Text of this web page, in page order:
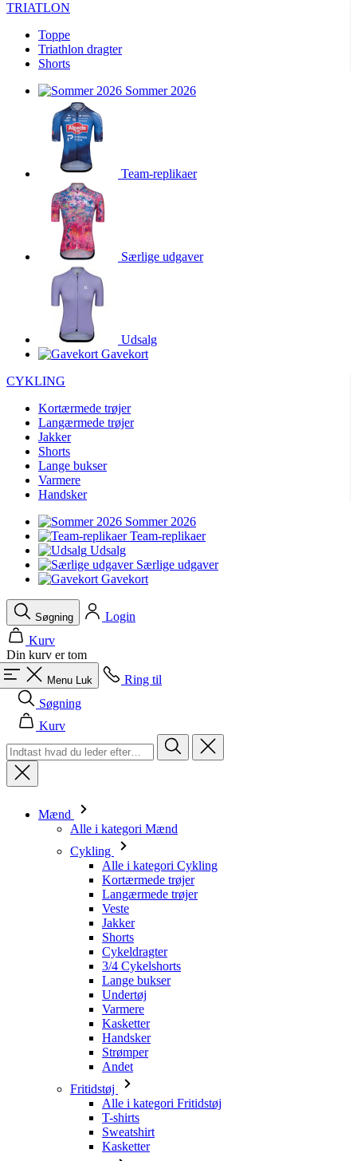
TRIATLON
Toppe
Triathlon dragter
Shorts
Sommer 2026
Team-replikaer
Særlige udgaver
Udsalg
Gavekort
CYKLING
Kortærmede trøjer
Langærmede trøjer
Jakker
Shorts
Lange bukser
Varmere
Handsker
Sommer 2026
Team-replikaer
Udsalg
Særlige udgaver
Gavekort
Søgning
Login
Kurv
Din kurv er tom
Menu Luk
Ring til
Søgning
Kurv
Mænd
Alle i kategori Mænd
Cykling
Alle i kategori Cykling
Kortærmede trøjer
Langærmede trøjer
Veste
Jakker
Shorts
Cykeldragter
3/4 Cykelshorts
Lange bukser
Undertøj
Varmere
Kasketter
Handsker
Strømper
Andet
Fritidstøj
Alle i kategori Fritidstøj
T-shirts
Sweatshirt
Kasketter